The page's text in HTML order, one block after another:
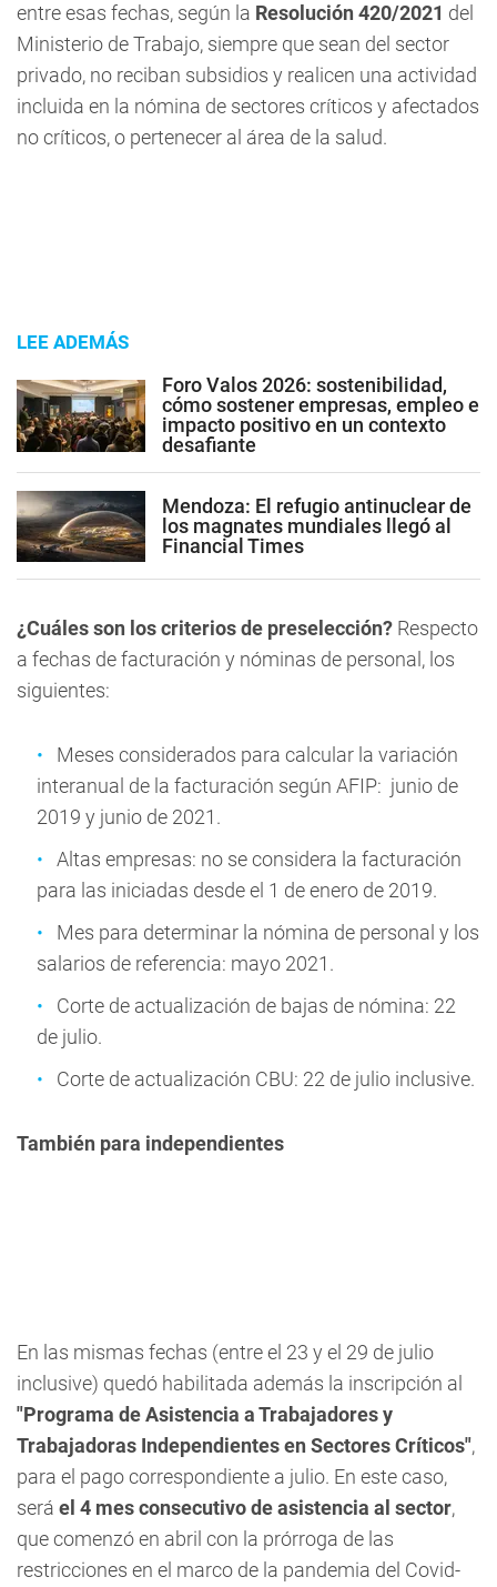
entre esas fechas, según la Resolución 420/2021 del
Ministerio de Trabajo, siempre que sean del sector
privado, no reciban subsidios y realicen una actividad
incluida en la nómina de sectores críticos y afectados
no críticos, o pertenecer al área de la salud.
LEE ADEMÁS
Foro Valos 2026: sostenibilidad,
cómo sostener empresas, empleo e
impacto positivo en un contexto
desafiante
Mendoza: El refugio antinuclear de
los magnates mundiales llegó al
Financial Times
¿Cuáles son los criterios de preselección? Respecto
a fechas de facturación y nóminas de personal, los
siguientes:
Meses considerados para calcular la variación
interanual de la facturación según AFIP: junio de
2019 y junio de 2021.
Altas empresas: no se considera la facturación
para las iniciadas desde el 1 de enero de 2019.
Mes para determinar la nómina de personal y los
salarios de referencia: mayo 2021.
Corte de actualización de bajas de nómina: 22
de julio.
Corte de actualización CBU: 22 de julio inclusive.
También para independientes
En las mismas fechas (entre el 23 y el 29 de julio
inclusive) quedó habilitada además la inscripción al
"Programa de Asistencia a Trabajadores y
Trabajadoras Independientes en Sectores Críticos",
para el pago correspondiente a julio. En este caso,
será el 4 mes consecutivo de asistencia al sector,
que comenzó en abril con la prórroga de las
restricciones en el marco de la pandemia del Covid-